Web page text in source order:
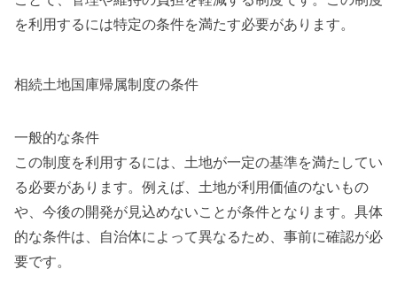
を利用するには特定の条件を満たす必要があります。
相続土地国庫帰属制度の条件
一般的な条件
この制度を利用するには、土地が一定の基準を満たしてい
る必要があります。例えば、土地が利用価値のないもの
や、今後の開発が見込めないことが条件となります。具体
的な条件は、自治体によって異なるため、事前に確認が必
要です。